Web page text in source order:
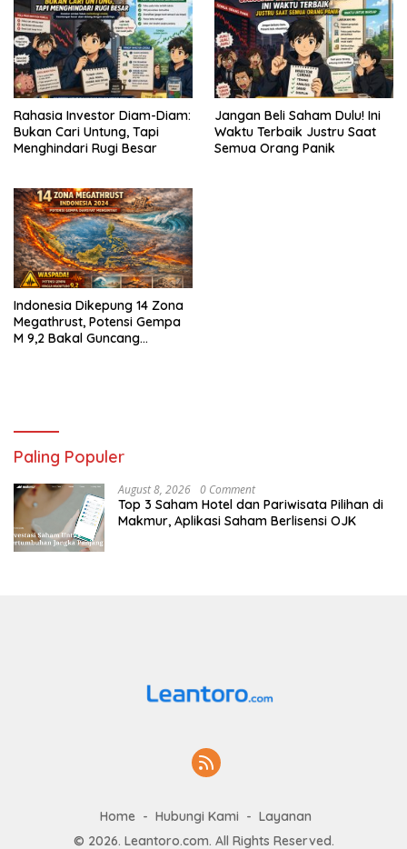
Rahasia Investor Diam-Diam:
Bukan Cari Untung, Tapi
Menghindari Rugi Besar
Jangan Beli Saham Dulu! Ini
Waktu Terbaik Justru Saat
Semua Orang Panik
Indonesia Dikepung 14 Zona
Megathrust, Potensi Gempa
M 9,2 Bakal Guncang
Paling Populer
August 8, 2026 0 Comment
Top 3 Saham Hotel dan Pariwisata Pilihan di
Makmur, Aplikasi Saham Berlisensi OJK
Home Hubungi Kami
Layanan
© 2026. Leantoro.com. All Rights Reserved.